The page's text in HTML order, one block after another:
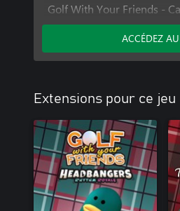
Golf With Your Friends -
Golf With Your Friends -
ACCÉDEZ
Extensions pour ce jeu